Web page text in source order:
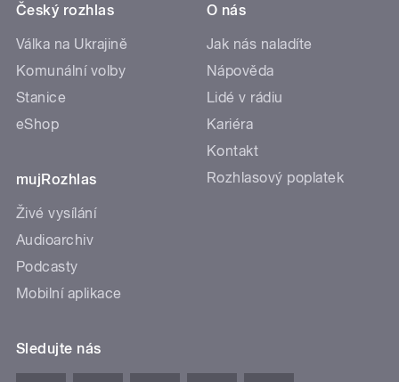
Český rozhlas
Válka na Ukrajině
Komunální volby
Stanice
eShop
mujRozhlas
Živé vysílání
Audioarchiv
Podcasty
Mobilní aplikace
O nás
Jak nás naladíte
Nápověda
Lidé v rádiu
Kariéra
Kontakt
Rozhlasový poplatek
Sledujte nás